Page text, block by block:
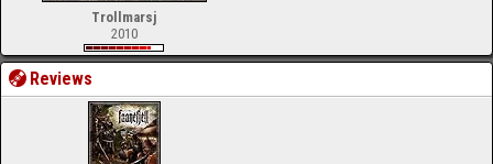
Trollmarsj
2010
Reviews